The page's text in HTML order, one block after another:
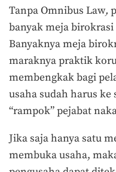
Tanpa Omnibus Law,
banyak meja
Banyaknya meja
maraknya praktik
membengkak bagi
usaha sudah harus ke
“rampok” pejabat
Jika saja hanya satu
membuka usaha,